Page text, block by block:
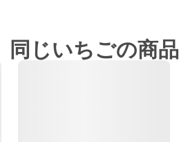
同じいちごの商品